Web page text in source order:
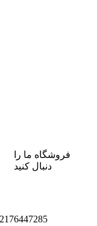
فروشگاه ما را
دنبال کنید